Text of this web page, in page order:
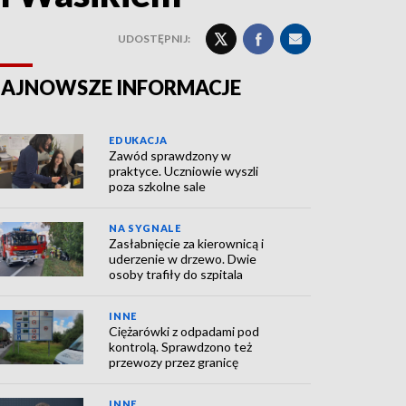
UDOSTĘPNIJ:
INFORMACJE
EDUKACJA
Zawód sprawdzony w
praktyce. Uczniowie wyszli
poza szkolne sale
NA SYGNALE
Zasłabnięcie za kierownicą i
uderzenie w drzewo. Dwie
osoby trafiły do szpitala
INNE
Ciężarówki z odpadami pod
kontrolą. Sprawdzono też
przewozy przez granicę